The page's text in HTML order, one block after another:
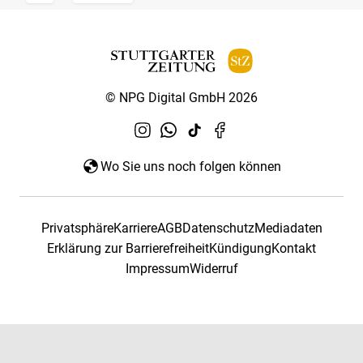
© NPG Digital GmbH 2026
Wo Sie uns noch folgen können
PrivatsphäreKarriereAGBDatenschutzMediadaten
Erklärung zur BarrierefreiheitKündigungKontakt
ImpressumWiderruf